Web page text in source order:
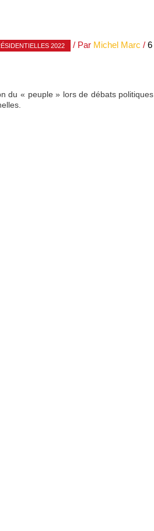
2022 / Par Michel Marc / 6
du « peuple » lors de débats politiques